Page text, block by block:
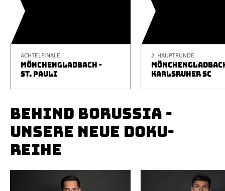
ACHTELFINALE
MÖNCHENGLADBACH -
ST. PAULI
2. HAUPTRUNDE
KARLSRUHER SC
BEHIND BORUSSIA -
UNSERE NEUE DOKU-
REIHE